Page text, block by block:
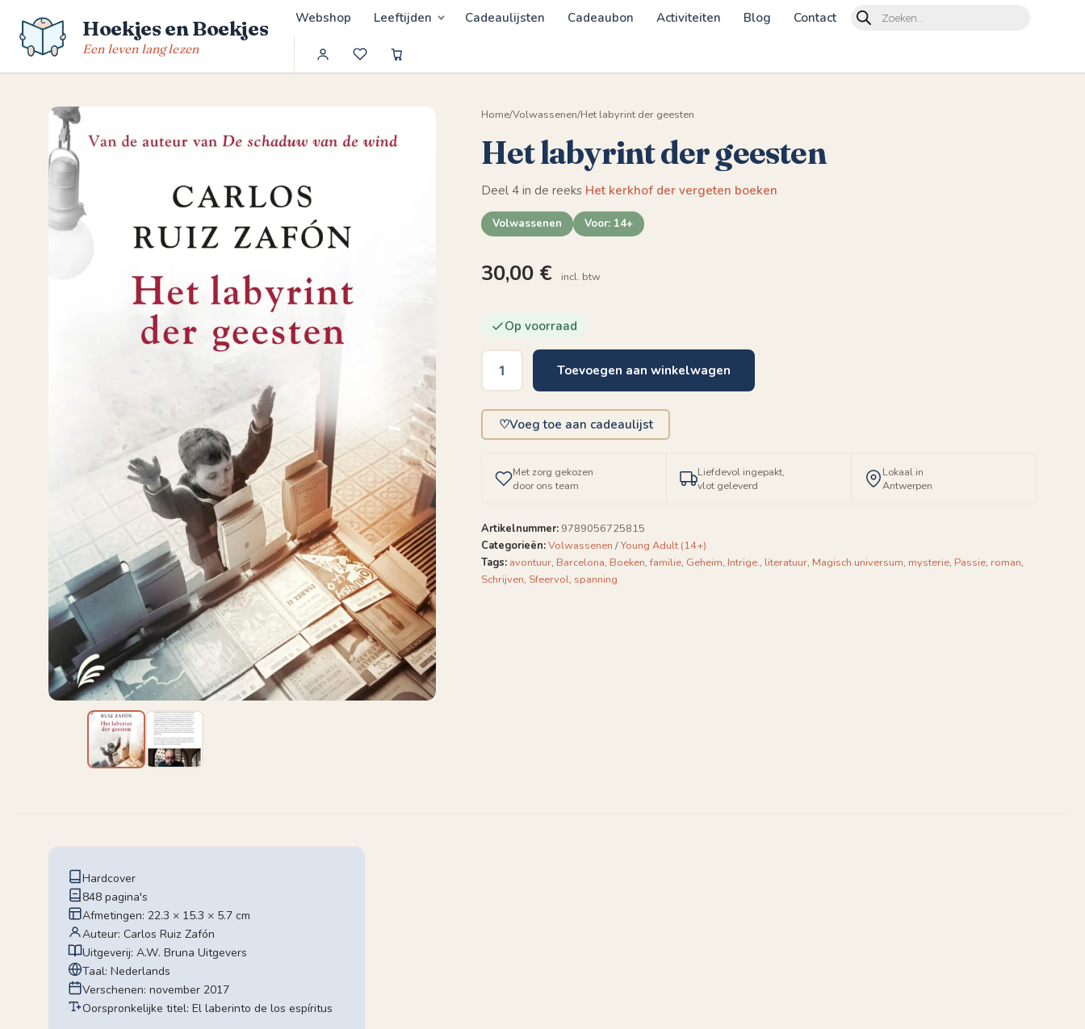
naar
inhoud
Hoekjes en Boekjes
Een leven lang lezen
Webshop Leeftijden Cadeaulijsten Cadeaubon Activiteiten Blog Contact
Products
search
Home/Volwassenen/Het labyrint der geesten
Het labyrint der geesten
Deel 4 in de reeks Het kerkhof der vergeten boeken
Volwassenen Voor: 14+
30,00 € incl. btw
Op voorraad
labyrint
der
geesten
aantal
Toevoegen aan winkelwagen
♡Voeg toe aan cadeaulijst
Met zorg gekozen
door ons team
Liefdevol ingepakt,
vlot geleverd
Lokaal in
Antwerpen
Artikelnummer: 9789056725815
Categorieën:Volwassenen /Young Adult (14+)
Tags: avontuur, Barcelona, Boeken,familie, Geheim, Intrige., literatuur, Magisch universum, mysterie, Passie, roman,
Schrijven, Sfeervol, spanning
Hardcover
848 pagina's
Afmetingen: 22.3 × 15.3 × 5.7 cm
Auteur: Carlos Ruiz Zafón
Uitgeverij: A.W. Bruna Uitgevers
Taal: Nederlands
Verschenen: november 2017
Oorspronkelijke titel: El laberinto de los espíritus